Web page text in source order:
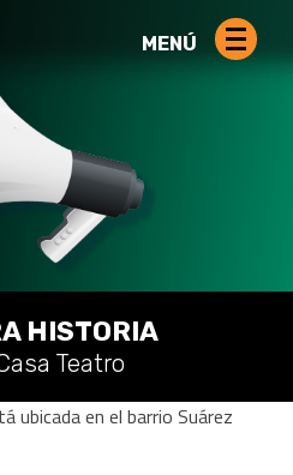
MENÚ
HISTORIA
Teatro
ubicada en el barrio Suárez